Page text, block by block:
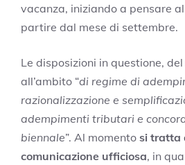
vacanza, iniziando a pensare
partire dal mese di settembre.
Le disposizioni in questione,
all’ambito “di regime di
razionalizzazione e
adempimenti tributari e
biennale”. Al momento si tratta
comunicazione ufficiosa, in